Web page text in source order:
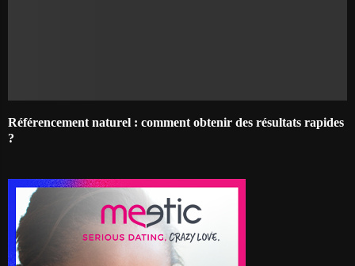
Référencement naturel : comment obtenir des résultats rapides
?